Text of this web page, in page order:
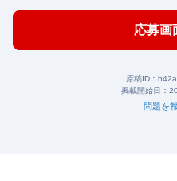
応募画
原稿ID：
掲載開始日：
問題を